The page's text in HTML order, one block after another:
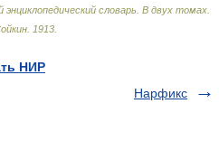
словарь. В двух томах.
1913
НИР
Нарфикс